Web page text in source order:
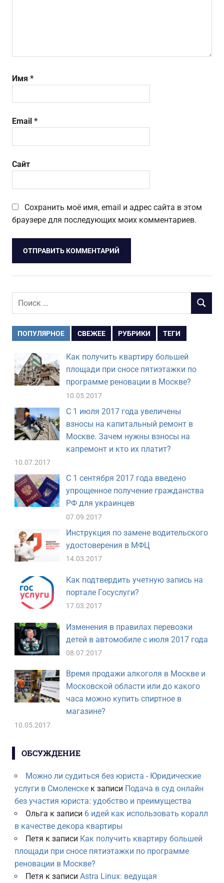
Имя *
Email *
Сайт
Сохранить моё имя, email и адрес сайта в этом
браузере для последующих моих комментариев.
Поиск
ПОИСК
ПОПУЛЯРНОЕ СВЕЖЕЕ РУБРИКИ ТЕГИ
Как получить квартиру большей
площади при сносе пятиэтажки по
программе реновации в Москве?
10.05.2017
С 1 июля 2017 года увеличены
взносы на капитальный ремонт в
Москве. Зачем нужны взносы на
капремонт и кто их платит?
10.07.2017
С 1 сентября 2017 года введено
упрощенное получение гражданства
РФ для украинцев
07.09.2017
Инструкция по замене водительского
удостоверения в МФЦ
14.03.2017
Как подтвердить учетную запись на
портале Госуслуги?
17.03.2017
Изменения в правилах перевозки
детей в автомобиле с июля 2017 года
08.07.2017
Время продажи алкоголя в Москве и
Московской области или до какого
часа можно купить спиртное в
магазине?
10.05.2017
ОБСУЖДЕНИЕ
Можно ли судиться без юриста - Юридические
услуги в Смоленскек записи Подача в суд онлайн
без участия юриста: удобство и преимущества
Ольга к записи 6 идей как использовать коралл
в качестве декора квартиры
Петя к записи Как получить квартиру большей
площади при сносе пятиэтажки по программе
реновации в Москве?
Петя к записи Astra Linux: ведущая